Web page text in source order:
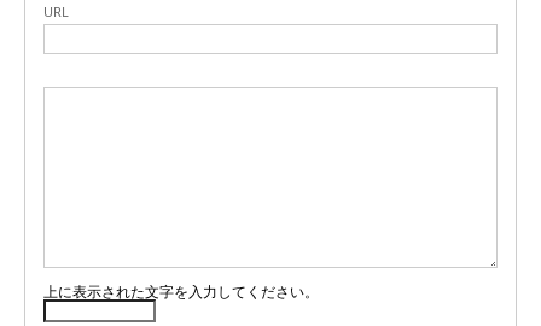
URL
上に表示された文字を入力してください。